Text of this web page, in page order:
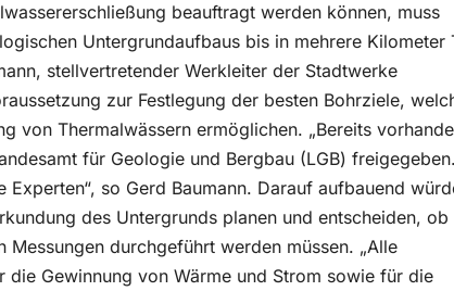
beauftragt werden können, muss
Untergrundaufbaus bis in mehrere Kilometer
stellvertretender Werkleiter der Stadtwerke
zur Festlegung der besten Bohrziele,
von Thermalwässern ermöglichen. „Bereits
für Geologie und Bergbau (LGB) freigegeben.
so Gerd Baumann. Darauf aufbauend
des Untergrunds planen und entscheiden, ob
durchgeführt werden müssen. „Alle
die Gewinnung von Wärme und Strom sowie für die